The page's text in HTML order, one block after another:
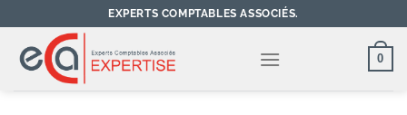
au
contenu
EXPERTS COMPTABLES ASSOCIÉS.
0